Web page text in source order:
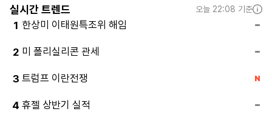
실시간 트렌드 오늘 22:08 기준
1 한상미 이태원특조위 해임
2 미 폴리실리콘 관세
3 트럼프 이란전쟁
4 휴젤 상반기 실적